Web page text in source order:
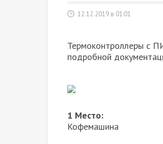
12.12.2019 в 01:01
Термоконтроллеры с
подробной
1 Место:
Кофемашина